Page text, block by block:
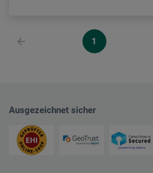
1
Ausgezeichnet sicher